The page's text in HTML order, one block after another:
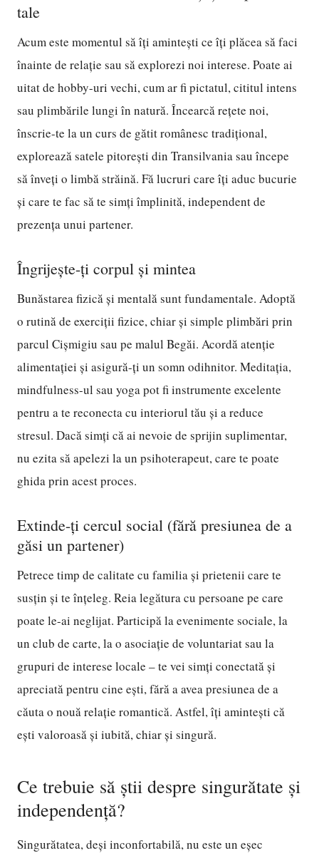
tale
Acum este momentul să îți amintești ce îți plăcea să faci
înainte de relație sau să explorezi noi interese. Poate ai
uitat de hobby-uri vechi, cum ar fi pictatul, cititul intens
sau plimbările lungi în natură. Încearcă rețete noi,
înscrie-te la un curs de gătit românesc tradițional,
explorează satele pitorești din Transilvania sau începe
să înveți o limbă străină. Fă lucruri care îți aduc bucurie
și care te fac să te simți împlinită, independent de
prezența unui partener.
Îngrijește-ți corpul și mintea
Bunăstarea fizică și mentală sunt fundamentale. Adoptă
o rutină de exerciții fizice, chiar și simple plimbări prin
parcul Cișmigiu sau pe malul Begăi. Acordă atenție
alimentației și asigură-ți un somn odihnitor. Meditația,
mindfulness-ul sau yoga pot fi instrumente excelente
pentru a te reconecta cu interiorul tău și a reduce
stresul. Dacă simți că ai nevoie de sprijin suplimentar,
nu ezita să apelezi la un psihoterapeut, care te poate
ghida prin acest proces.
Extinde-ți cercul social (fără presiunea de a
găsi un partener)
Petrece timp de calitate cu familia și prietenii care te
susțin și te înțeleg. Reia legătura cu persoane pe care
poate le-ai neglijat. Participă la evenimente sociale, la
un club de carte, la o asociație de voluntariat sau la
grupuri de interese locale – te vei simți conectată și
apreciată pentru cine ești, fără a avea presiunea de a
căuta o nouă relație romantică. Astfel, îți amintești că
ești valoroasă și iubită, chiar și singură.
Ce trebuie să știi despre singurătate și
independență?
Singurătatea, deși inconfortabilă, nu este un eșec